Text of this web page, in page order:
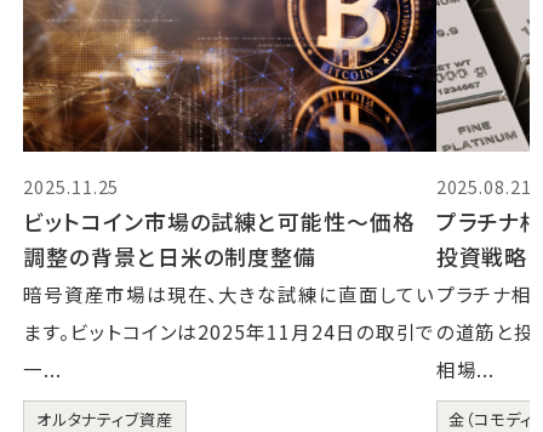
2025.11.25
ビットコイン市場の試練と可能性～価格
調整の背景と日米の制度整備
暗号資産市場は現在、大きな試練に直面してい
ます。ビットコインは2025年11月24日の取引で
一...
オルタナティブ資産
2025.08.21
プラチナ
投資戦略
プラチナ相
の道筋と投
相場...
金（コモディ